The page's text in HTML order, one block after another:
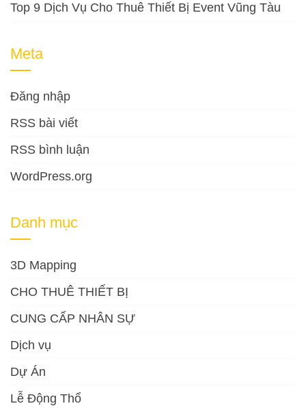
Top 9 Dịch Vụ Cho Thuê Thiết Bị Event Vũng Tàu
Meta
Đăng nhập
RSS bài viết
RSS bình luận
WordPress.org
Danh mục
3D Mapping
CHO THUÊ THIẾT BỊ
CUNG CẤP NHÂN SỰ
Dịch vụ
Dự Án
Lễ Động Thổ